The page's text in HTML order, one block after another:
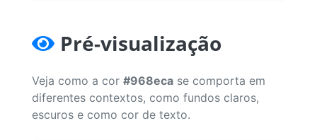
Pré-visualização
Veja como a cor #968eca se comporta em
diferentes contextos, como fundos claros,
escuros e como cor de texto.